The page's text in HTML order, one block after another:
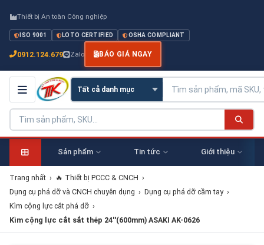
Thiết bị An toàn Công nghiệp
ISO 9001 LOTO CERTIFIED OSHA COMPLIANT
0912.124.679 Zalo BÁO GIÁ NGAY
Sản phẩm Tin tức Giới thiệu
Trang nhất › 🔥 Thiết bị PCCC & CNCH ›
Dụng cụ phá dỡ và CNCH chuyên dụng › Dụng cụ phá dỡ cầm tay ›
Kìm cộng lực cắt phá dỡ ›
Kìm cộng lực cắt sắt thép 24''(600mm) ASAKI AK-0626